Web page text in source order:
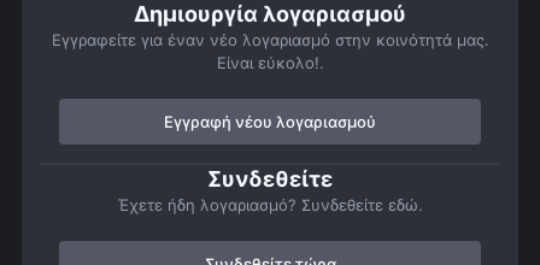
Δημιουργία λογαριασμού
Εγγραφείτε για έναν νέο λογαριασμό στην κοινότητά μας.
Είναι εύκολο!.
Εγγραφή νέου λογαριασμού
Συνδεθείτε
Έχετε ήδη λογαριασμό? Συνδεθείτε εδώ.